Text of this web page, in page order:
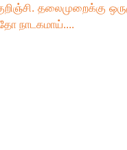
தலைமுறைக்கு
நாடகமாய்....